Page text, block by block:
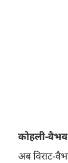
कोहली-
अब व‍िराट-